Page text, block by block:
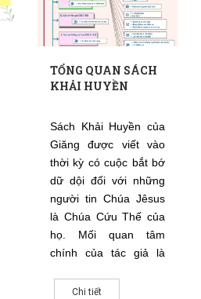
TỔNG QUAN SÁCH
KHẢI HUYỀN
Sách Khải Huyền của
Giăng được viết vào
thời kỳ có cuộc bắt bớ
dữ dội đối với những
người tin Chúa Jêsus
là Chúa Cứu Thế của
họ. Mối quan tâm
chính của tác giả là
đến thông điệp hi vọng
Chi tiết